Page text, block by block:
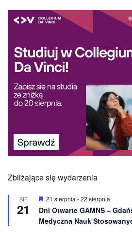
Zbliżające się wydarzenia
SIE
21
W
r
ó
21 sierpnia -22 sierpnia
Dni Otwarte GAMNS –
Medyczna Nauk